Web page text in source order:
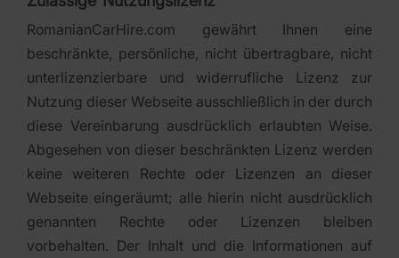
RomanianCarHire.com gewährt Ihnen eine
beschränkte, persönliche, nicht übertragbare, nicht
unterlizenzierbare und widerrufliche Lizenz zur
Nutzung dieser Webseite ausschließlich in der durch
diese Vereinbarung ausdrücklich erlaubten Weise.
Abgesehen von dieser beschränkten Lizenz werden
keine weiteren Rechte oder Lizenzen an dieser
Webseite eingeräumt; alle hierin nicht ausdrücklich
genannten Rechte oder Lizenzen bleiben
vorbehalten. Der Inhalt und die Informationen auf